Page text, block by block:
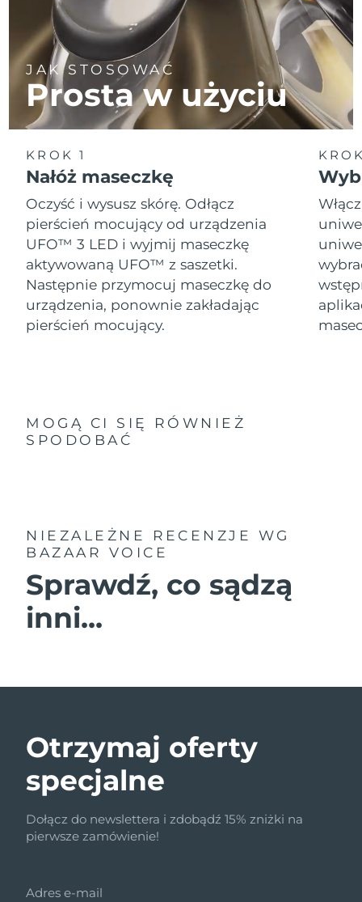
JAK STOSOWAĆ
Prosta w użyciu
KROK 1
Nałóż maseczkę
Oczyść i wysusz skórę. Odłącz
pierścień mocujący od urządzenia
UFO™ 3 LED i wyjmij maseczkę
aktywowaną UFO™ z saszetki.
Następnie przymocuj maseczkę do
urządzenia, ponownie zakładając
pierścień mocujący.
MOGĄ CI SIĘ RÓWNIEŻ
SPODOBAĆ
NIEZALEŻNE RECENZJE
WG
BAZAAR VOICE
Sprawdź, co sądzą
inni...
Otrzymaj oferty
specjalne
Dołącz do newslettera i zdobądź 15% zniżki na
pierwsze zamówienie!
Adres e-mail